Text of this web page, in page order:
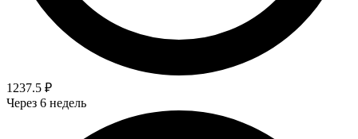
1237.5 ₽
Через 6 недель